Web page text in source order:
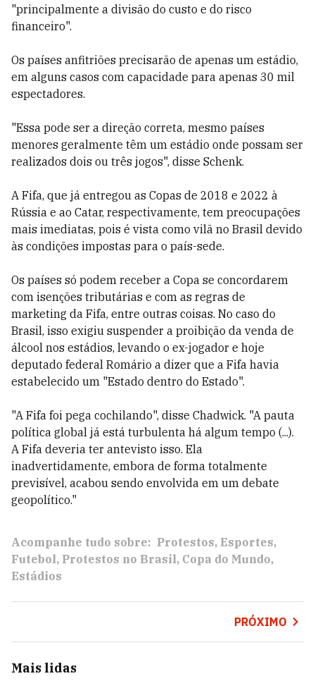
"principalmente a divisão do custo e do risco
financeiro".
Os países anfitriões precisarão de apenas um estádio,
em alguns casos com capacidade para apenas 30 mil
espectadores.
"Essa pode ser a direção correta, mesmo países
menores geralmente têm um estádio onde possam ser
realizados dois ou três jogos", disse Schenk.
A Fifa, que já entregou as Copas de 2018 e 2022 à
Rússia e ao Catar, respectivamente, tem preocupações
mais imediatas, pois é vista como vilã no Brasil devido
às condições impostas para o país-sede.
Os países só podem receber a Copa se concordarem
com isenções tributárias e com as regras de
marketing da Fifa, entre outras coisas. No caso do
Brasil, isso exigiu suspender a proibição da venda de
álcool nos estádios, levando o ex-jogador e hoje
deputado federal Romário a dizer que a Fifa havia
estabelecido um "Estado dentro do Estado".
"A Fifa foi pega cochilando", disse Chadwick. "A pauta
política global já está turbulenta há algum tempo (...).
A Fifa deveria ter antevisto isso. Ela
inadvertidamente, embora de forma totalmente
previsível, acabou sendo envolvida em um debate
geopolítico."
Acompanhe tudo sobre: Protestos Esportes
Futebol Protestos no Brasil Copa do Mundo
Estádios
PRÓXIMO
Mais lidas